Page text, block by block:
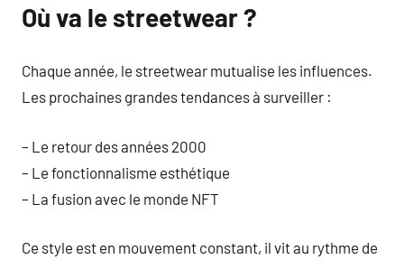
Où va le streetwear ?
Chaque année, le streetwear mutualise les influences.
Les prochaines grandes tendances à surveiller :
– Le retour des années 2000
– Le fonctionnalisme esthétique
– La fusion avec le monde NFT
Ce style est en mouvement constant, il vit au rythme de